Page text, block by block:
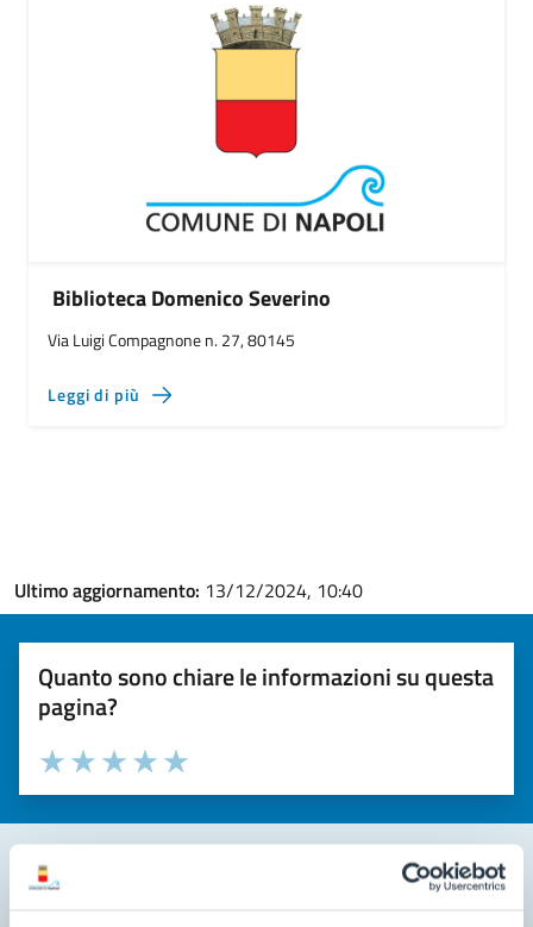
Biblioteca Domenico Severino
Via Luigi Compagnone n. 27, 80145
Leggi di più
Ultimo aggiornamento: 13/12/2024, 10:40
Quanto sono chiare le informazioni su questa
pagina?
Valuta la chiarezza delle informazioni (da 1 a 5 stelle)
Seleziona il numero di stelle per valutare la chiarezza delle
Valuta 5 stelle su 5
Valuta 4 stelle su 5
Valuta 3 stelle su 5
Valuta 2 stelle su 5
Valuta 1 stelle su 5